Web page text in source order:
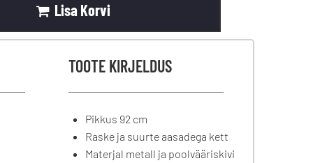
Lisa Korvi
TOOTE KIRJELDUS
Pikkus 92 cm
Raske ja suurte aasadega kett
Materjal metall ja poolvääriskivi